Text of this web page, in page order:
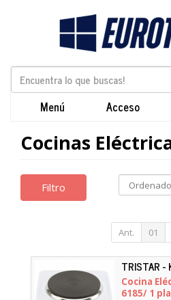
Menú Acceso
Cocinas
Filtro
Ant. 01
TRISTAR -
Cocina
6185/ 1